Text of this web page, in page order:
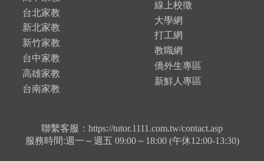
台北家教
新北家教
新竹家教
台中家教
高雄家教
台南家教
線上校徵
大學網
打工網
教職網
僑外生專區
新鮮人專區
聯繫客服：https://tutor.1111.com.tw/contact.asp
服務時間:週一～週五 09:00～18:00 (午休12:00-13:30)